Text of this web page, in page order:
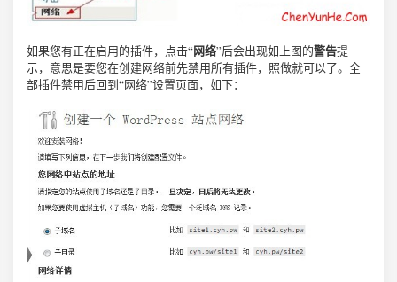
如果您有正在启用的插件，点击“网络”后会出现如上图的警告提
示，意思是要您在创建网络前先禁用所有插件，照做就可以了。全
部插件禁用后回到“网络”设置页面，如下：